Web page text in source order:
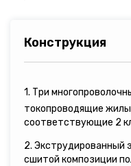
Конструкция
1. Три
токопроводящие
соответствующие 2
2. Экструдированный
сшитой композиции